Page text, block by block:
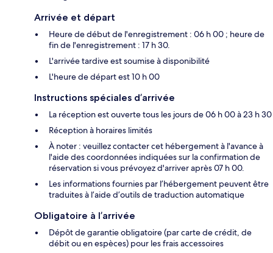
Arrivée et départ
Heure de début de l'enregistrement : 06 h 00 ; heure de
fin de l'enregistrement : 17 h 30.
L'arrivée tardive est soumise à disponibilité
L'heure de départ est 10 h 00
Instructions spéciales d’arrivée
La réception est ouverte tous les jours de 06 h 00 à 23 h 30
Réception à horaires limités
À noter : veuillez contacter cet hébergement à l'avance à
l'aide des coordonnées indiquées sur la confirmation de
réservation si vous prévoyez d'arriver après 07 h 00.
Les informations fournies par l’hébergement peuvent être
traduites à l’aide d’outils de traduction automatique
Obligatoire à l’arrivée
Dépôt de garantie obligatoire (par carte de crédit, de
débit ou en espèces) pour les frais accessoires